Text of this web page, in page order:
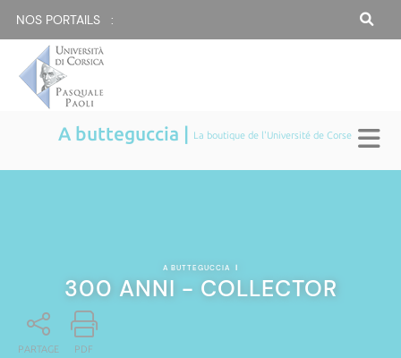
NOS PORTAILS :
A butteguccia | La boutique de l'Université de Corse
A BUTTEGUCCIA |
300 ANNI - COLLECTOR
PARTAGE PDF